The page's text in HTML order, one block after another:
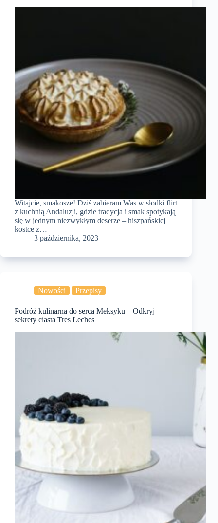
Witajcie, smakosze! Dziś zabieram Was w słodki flirt
z kuchnią Andaluzji, gdzie tradycja i smak spotykają
się w jednym niezwykłym deserze – hiszpańskiej
kostce z…
3 października, 2023
Nowości Przepisy
Podróż kulinarna do serca Meksyku – Odkryj
sekrety ciasta Tres Leches